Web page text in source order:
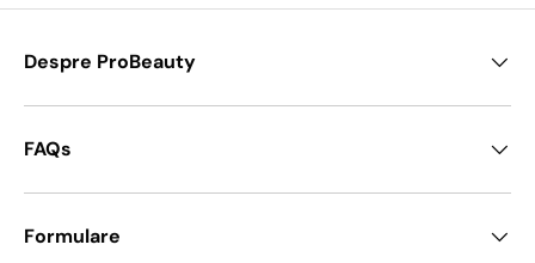
Despre ProBeauty
FAQs
Formulare